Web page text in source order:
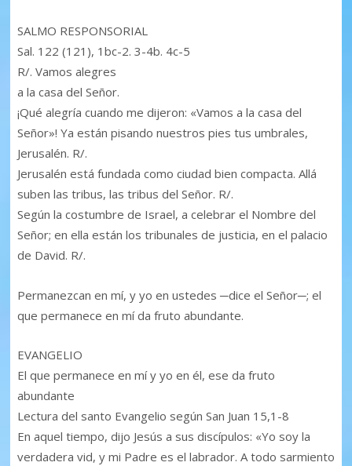
SALMO RESPONSORIAL
Sal. 122 (121), 1bc-2. 3-4b. 4c-5
R/. Vamos alegres
a la casa del Señor.
¡Qué alegría cuando me dijeron: «Vamos a la casa del
Señor»! Ya están pisando nuestros pies tus umbrales,
Jerusalén. R/.
Jerusalén está fundada como ciudad bien compacta. Allá
suben las tribus, las tribus del Señor. R/.
Según la costumbre de Israel, a celebrar el Nombre del
Señor; en ella están los tribunales de justicia, en el palacio
de David. R/.
Permanezcan en mí, y yo en ustedes ─dice el Señor─; el
que permanece en mí da fruto abundante.
EVANGELIO
El que permanece en mí y yo en él, ese da fruto
abundante
Lectura del santo Evangelio según San Juan 15,1-8
En aquel tiempo, dijo Jesús a sus discípulos: «Yo soy la
verdadera vid, y mi Padre es el labrador. A todo sarmiento